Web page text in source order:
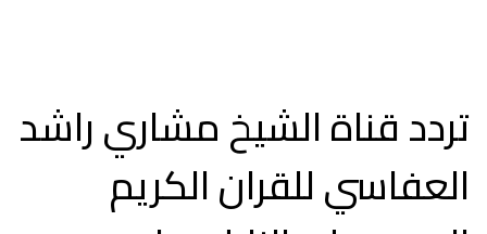
تردد قناة الشيخ مشاري راشد
العفاسي للقران الكريم